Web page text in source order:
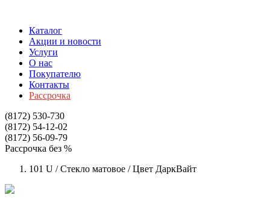
Каталог
Акции и новости
Услуги
О нас
Покупателю
Контакты
Рассрочка
(8172) 530-730
(8172) 54-12-02
(8172) 56-09-79
Рассрочка без %
101 U / Стекло матовое / Цвет ДаркВайт